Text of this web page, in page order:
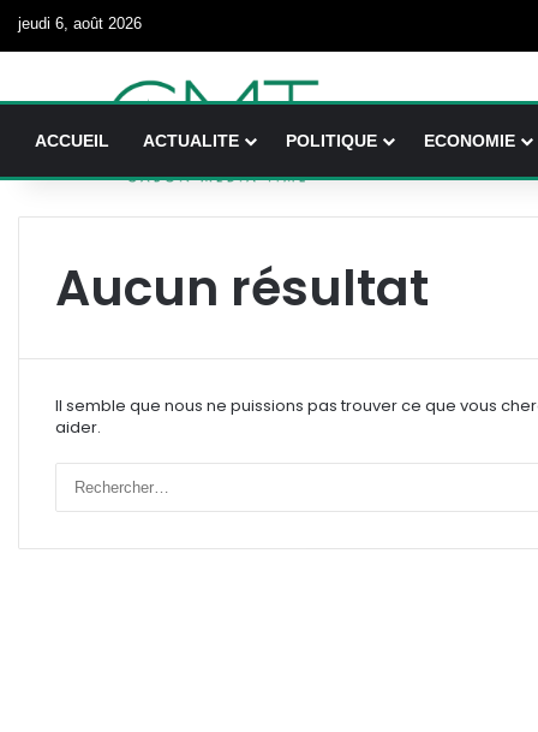
jeudi 6, août 2026
ACCUEIL ACTUALITE POLITIQUE ECONOMIE
Aucun résultat
Il semble que nous ne puissions pas trouver ce que vous
aider.